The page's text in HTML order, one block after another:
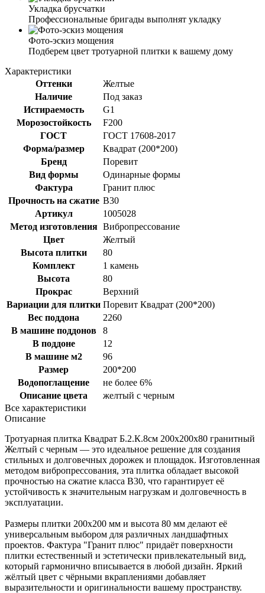
Укладка брусчатки
Профессиональные бригады выполнят укладку
Фото-эскиз мощения
Подберем цвет тротуарной плитки к вашему дому
Характеристики
Оттенки
Желтые
Наличие
Под заказ
Истираемость
G1
Морозостойкость
F200
ГОСТ
ГОСТ 17608-2017
Форма/размер
Квадрат (200*200)
Бренд
Поревит
Вид формы
Одинарные формы
Фактура
Гранит плюс
Прочность на сжатие B30
Артикул
1005028
Метод изготовления Вибропрессование
Цвет
Желтый
Высота плитки
80
Комплект
1 камень
Высота
80
Прокрас
Верхний
Вариации для плитки Поревит Квадрат (200*200)
Вес поддона
2260
В машине поддонов
8
В поддоне
12
В машине м2
96
Размер
200*200
Водопоглащение
не более 6%
Описание цвета
желтый с черным
Все характеристики
Описание
Тротуарная плитка Квадрат Б.2.К.8см 200х200х80 гранитный
Желтый с черным — это идеальное решение для создания
стильных и долговечных дорожек и площадок. Изготовленная
методом вибропрессования, эта плитка обладает высокой
прочностью на сжатие класса B30, что гарантирует её
устойчивость к значительным нагрузкам и долговечность в
эксплуатации.
Размеры плитки 200х200 мм и высота 80 мм делают её
универсальным выбором для различных ландшафтных
проектов. Фактура "Гранит плюс" придаёт поверхности
плитки естественный и эстетически привлекательный вид,
который гармонично вписывается в любой дизайн. Яркий
жёлтый цвет с чёрными вкраплениями добавляет
выразительности и оригинальности вашему пространству.